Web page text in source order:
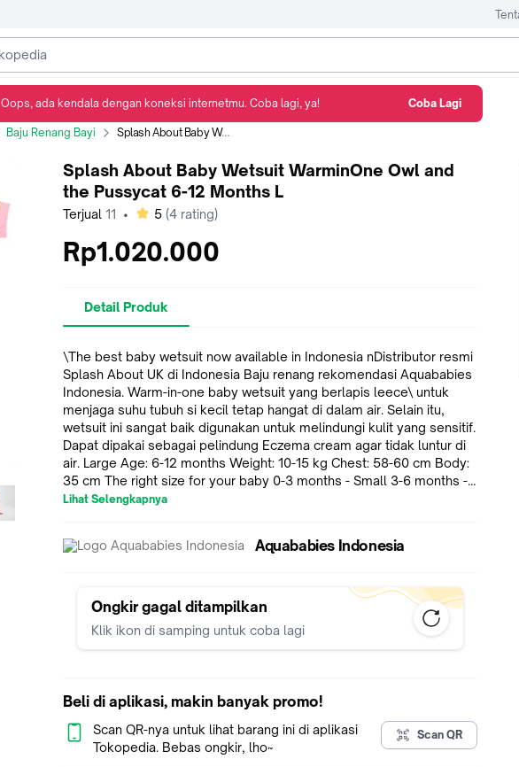
Baju Renang Bayi Splash About Baby Wetsuit WarminOne Owl and the Pussycat 6-12 Months L
Splash About Baby Wetsuit WarminOne Owl and
the Pussycat 6-12 Months L
Terjual 11 • bintang
5 (4 rating)
Rp1.020.000
Detail Produk
\The best baby wetsuit now available in Indonesia nDistributor resmi
Splash About UK di Indonesia Baju renang rekomendasi Aquababies
Indonesia. Warm-in-one baby wetsuit yang berlapis leece\ untuk
menjaga suhu tubuh si kecil tetap hangat di dalam air. Selain itu,
wetsuit ini sangat baik digunakan untuk melindungi kulit yang sensitif.
Dapat dipakai sebagai pelindung Eczema cream agar tidak luntur di
air. Large Age: 6-12 months Weight: 10-15 kg Chest: 58-60 cm Body:
35 cm The right size for your baby 0-3 months - Small 3-6 months -
Medium 6-12 months - Large 12-24 months - X Large
Lihat Selengkapnya
Aquababies Indonesia
Ongkir gagal ditampilkan
Klik ikon di samping untuk coba lagi
Beli di aplikasi, makin banyak promo!
Scan QR-nya untuk lihat barang ini di aplikasi
Tokopedia. Bebas ongkir, lho~
Scan QR
Oops, ada kendala dengan koneksi internetmu. Coba lagi, ya! Coba Lagi